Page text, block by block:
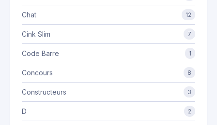
Chat 12
Cink Slim 7
Code Barre 1
Concours 8
Constructeurs 3
D 2